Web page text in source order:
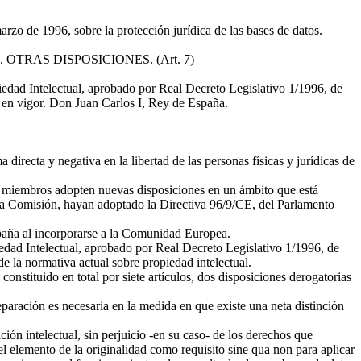
de 1996, sobre la protección jurídica de las bases de datos.
DISPOSICIONES. (Art. 7)
Intelectual, aprobado por Real Decreto Legislativo 1/1996, de
Don Juan Carlos I, Rey de España.
directa y negativa en la libertad de las personas físicas y jurídicas de
adopten nuevas disposiciones en un ámbito que está
Comisión, hayan adoptado la Directiva 96/9/CE, del Parlamento
al incorporarse a la Comunidad Europea.
Intelectual, aprobado por Real Decreto Legislativo 1/1996, de
la normativa actual sobre propiedad intelectual.
en total por siete artículos, dos disposiciones derogatorias
es necesaria en la medida en que existe una neta distinción
intelectual, sin perjuicio -en su caso- de los derechos que
de la originalidad como requisito sine qua non para aplicar